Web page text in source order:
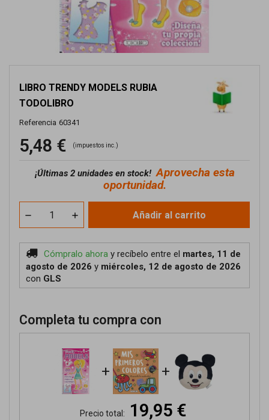
LIBRO TRENDY MODELS RUBIA
TODOLIBRO
Referencia 60341
5,48 € (impuestos inc.)
¡Últimas 2 unidades en stock!Aprovecha esta
oportunidad.
Añadir al carrito
Cómpralo ahora y recíbelo entre el martes, 11 de
agosto de 2026 y miércoles, 12 de agosto de 2026
con GLS
Completa tu compra con
+ +
Precio total: 19,95 €